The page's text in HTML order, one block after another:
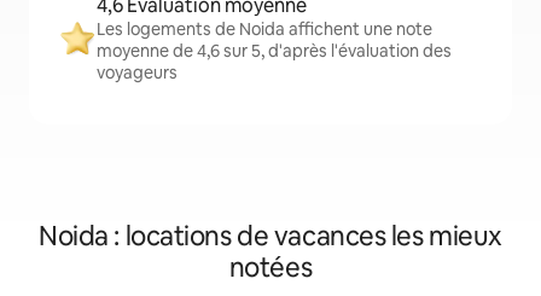
4,6 Évaluation moyenne
Les logements de Noida affichent une note
moyenne de 4,6 sur 5, d'après l'évaluation des
voyageurs
Noida : locations de vacances les mieux
notées